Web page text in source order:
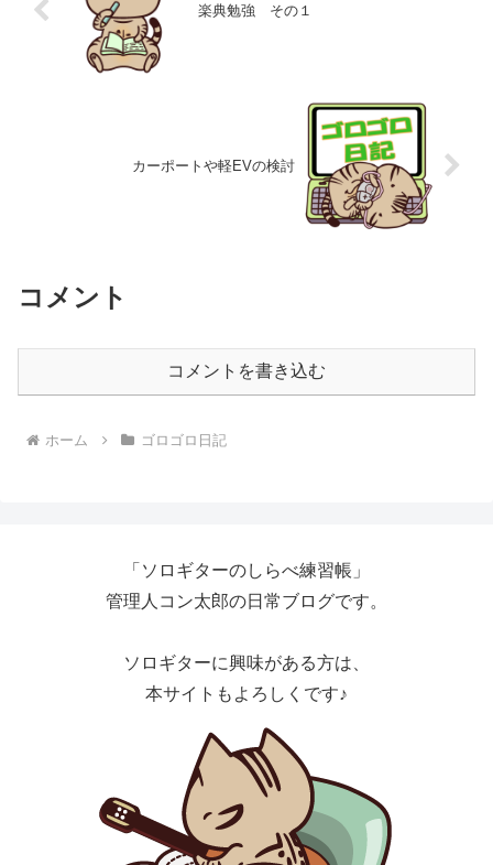
楽典勉強 その１
カーポートや軽EVの検討
コメント
コメントを書き込む
ホーム ゴロゴロ日記
「ソロギターのしらべ練習帳」
管理人コン太郎の日常ブログです。
ソロギターに興味がある方は、
本サイトもよろしくです♪